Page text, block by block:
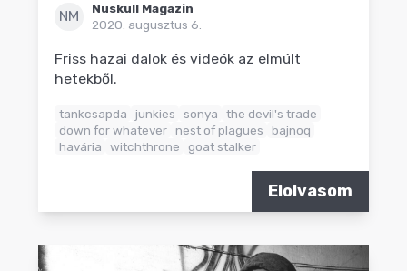
NM
Nuskull Magazin
2020. augusztus 6.
Friss hazai dalok és videók az elmúlt
hetekből.
tankcsapda junkies sonya
the devil's trade
down for whatever nest of plagues
bajnoq
havária
witchthrone goat stalker
Elolvasom